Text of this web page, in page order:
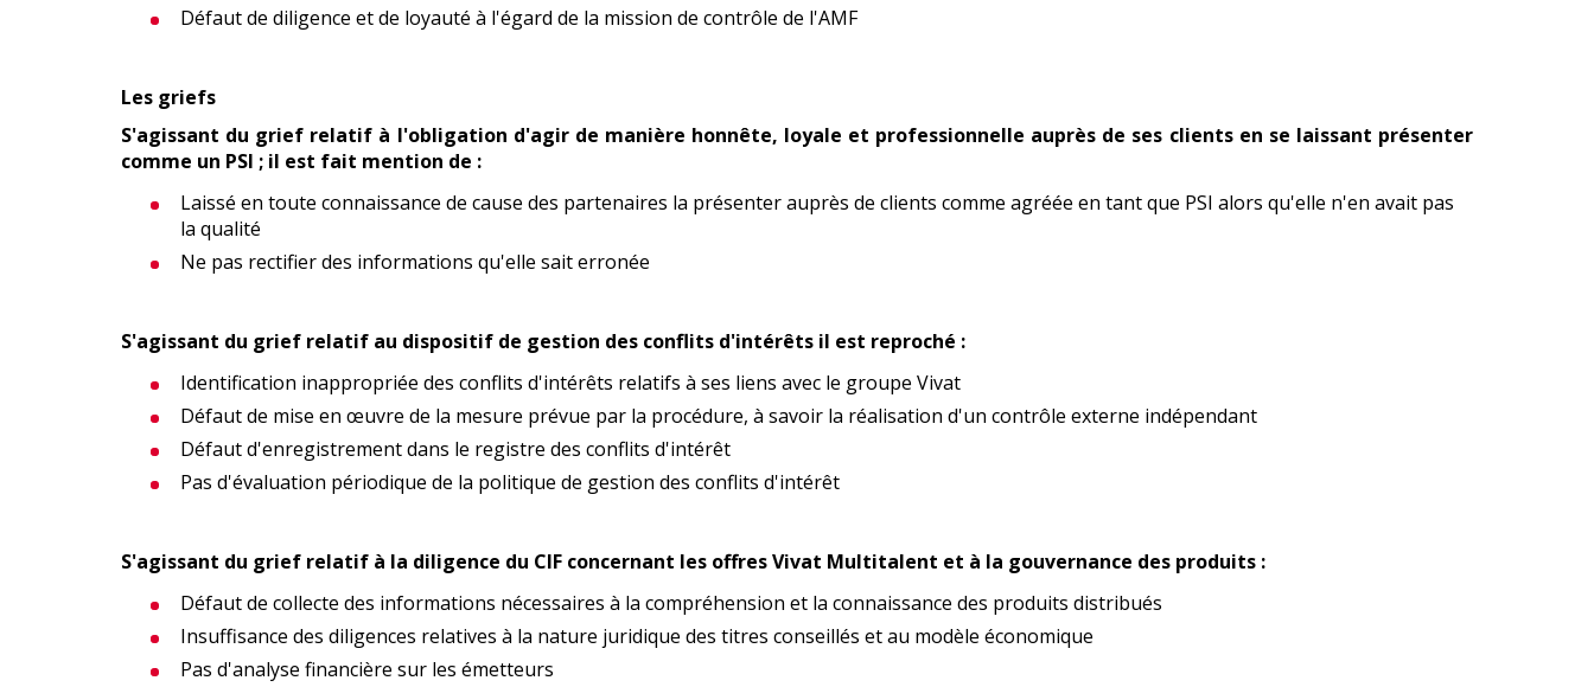
Défaut de diligence et de loyauté à l'égard de la mission de contrôle de l'AMF
Les griefs
S'agissant du grief relatif à l'obligation d'agir de manière honnête, loyale et professionnelle auprès de ses clients en se laissant présenter
comme un PSI ; il est fait mention de :
Laissé en toute connaissance de cause des partenaires la présenter auprès de clients comme agréée en tant que PSI alors qu'elle n'en avait pas
la qualité
Ne pas rectifier des informations qu'elle sait erronée
S'agissant du grief relatif au dispositif de gestion des conflits d'intérêts il est reproché :
Identification inappropriée des conflits d'intérêts relatifs à ses liens avec le groupe Vivat
Défaut de mise en œuvre de la mesure prévue par la procédure, à savoir la réalisation d'un contrôle externe indépendant
Défaut d'enregistrement dans le registre des conflits d'intérêt
Pas d'évaluation périodique de la politique de gestion des conflits d'intérêt
S'agissant du grief relatif à la diligence du CIF concernant les offres Vivat Multitalent et à la gouvernance des produits :
Défaut de collecte des informations nécessaires à la compréhension et la connaissance des produits distribués
Insuffisance des diligences relatives à la nature juridique des titres conseillés et au modèle économique
Pas d'analyse financière sur les émetteurs